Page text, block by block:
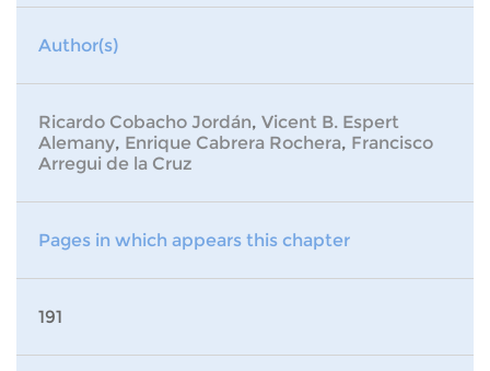
Author(s)
Ricardo Cobacho Jordán, Vicent B. Espert
Alemany, Enrique Cabrera Rochera, Francisco
Arregui de la Cruz
Pages in which appears this chapter
191